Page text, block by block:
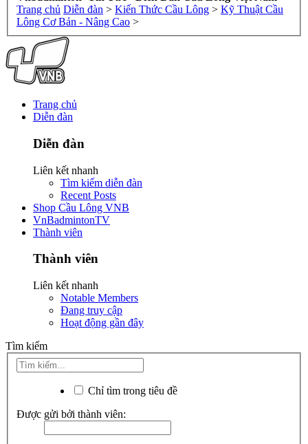
Trang chủ Diễn đàn > Kiến Thức Cầu Lông > Kỹ Thuật Cầu
Lông Cơ Bản - Nâng Cao >
Trang chủ
Diễn đàn
Diễn đàn
Liên kết nhanh
Tìm kiếm diễn đàn
Recent Posts
Shop Cầu Lông VNB
VnBadmintonTV
Thành viên
Thành viên
Liên kết nhanh
Notable Members
Đang truy cập
Hoạt động gần đây
Tìm kiếm
Chỉ tìm trong tiêu đề
Được gửi bởi thành viên: